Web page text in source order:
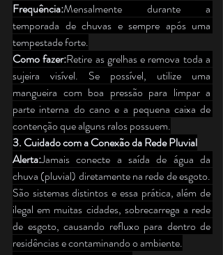
Frequência:Mensalmente durante a
temporada de chuvas e sempre após uma
tempestade forte.
Como fazer:Retire as grelhas e remova toda a
sujeira visível. Se possível, utilize uma
mangueira com boa pressão para limpar a
parte interna do cano e a pequena caixa de
contenção que alguns ralos possuem.
3. Cuidado com a Conexão da Rede Pluvial
Alerta:Jamais conecte a saída de água da
chuva (pluvial) diretamente na rede de esgoto.
São sistemas distintos e essa prática, além de
ilegal em muitas cidades, sobrecarrega a rede
de esgoto, causando refluxo para dentro de
residências e contaminando o ambiente.